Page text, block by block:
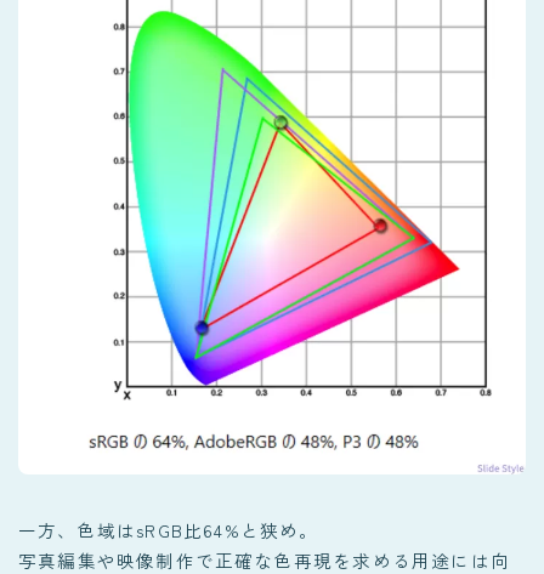
一方、色域はsRGB比64%と狭め。
写真編集や映像制作で正確な色再現を求める用途には向